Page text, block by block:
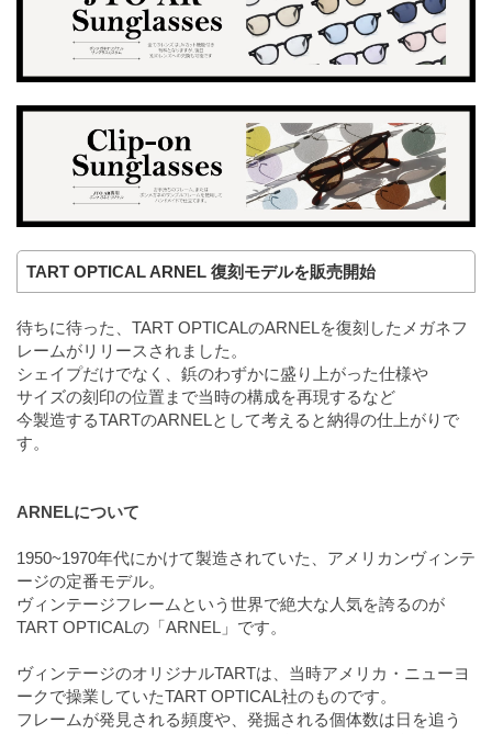
TART OPTICAL ARNEL 復刻モデルを販売開始
待ちに待った、TART OPTICALのARNELを復刻したメガネフ
レームがリリースされました。
シェイプだけでなく、鋲のわずかに盛り上がった仕様や
サイズの刻印の位置まで当時の構成を再現するなど
今製造するTARTのARNELとして考えると納得の仕上がりで
す。
ARNELについて
1950~1970年代にかけて製造されていた、アメリカンヴィンテ
ージの定番モデル。
ヴィンテージフレームという世界で絶大な人気を誇るのが
TART OPTICALの「ARNEL」です。
ヴィンテージのオリジナルTARTは、当時アメリカ・ニューヨ
ークで操業していたTART OPTICAL社のものです。
フレームが発見される頻度や、発掘される個体数は日を追う